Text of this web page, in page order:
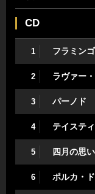
CD
1 フラミンゴ
2 ラヴァー
3 パーノド
4 テイステ
5 四月の思
6 ポルカ・